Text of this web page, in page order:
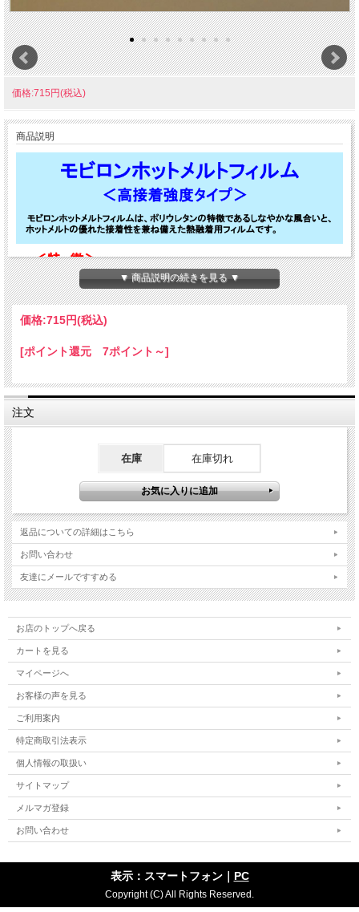
価格:715円(税込)
商品説明
▼ 商品説明の続きを見る ▼
価格:715円(税込)
[ポイント還元 7ポイント～]
注文
在庫 在庫切れ
返品についての詳細はこちら
お問い合わせ
友達にメールですすめる
お店のトップへ戻る
カートを見る
マイページへ
お客様の声を見る
ご利用案内
特定商取引法表示
個人情報の取扱い
サイトマップ
メルマガ登録
お問い合わせ
表示：スマートフォン｜ PC
Copyright (C) All Rights Reserved.